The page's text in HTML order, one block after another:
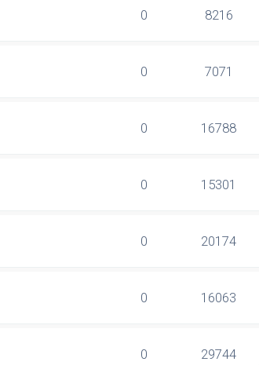
0 8216
0 7071
0 16788
0 15301
0 20174
0 16063
0 29744